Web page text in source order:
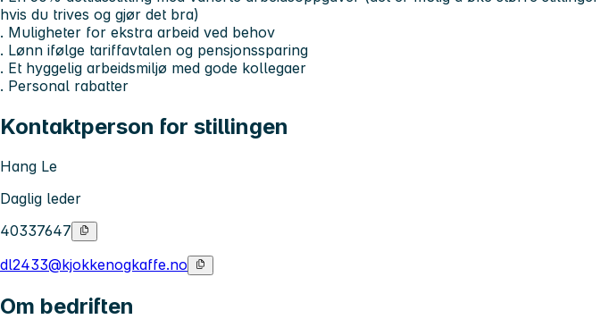
hvis du trives og gjør det bra)
. Muligheter for ekstra arbeid ved behov
. Lønn ifølge tariffavtalen og pensjonssparing
. Et hyggelig arbeidsmiljø med gode kollegaer
. Personal rabatter
Kontaktperson for stillingen
Hang Le
Daglig leder
40337647
dl2433@kjokkenogkaffe.no
Om bedriften